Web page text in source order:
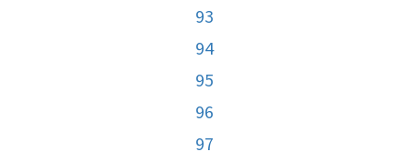
93
94
95
96
97